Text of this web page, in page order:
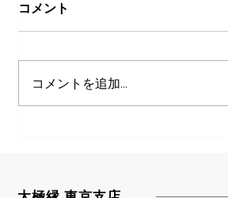
コメント
コメントを追加…